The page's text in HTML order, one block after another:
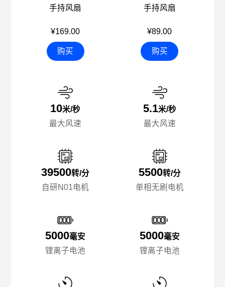
手持风扇
¥169.00
购买
10米/秒
最大风速
39500转/分
自研N01电机
5000毫安
锂离子电池
手持风扇
¥89.00
购买
5.1米/秒
最大风速
5500转/分
单相无刷电机
5000毫安
锂离子电池